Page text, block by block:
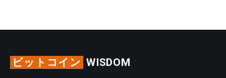
ビットコイン WISDOM